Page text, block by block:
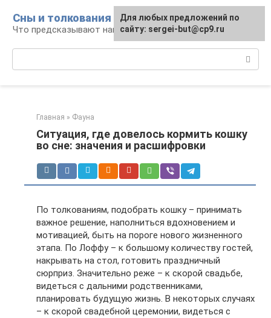
контенту
Сны и толкования
Что предсказывают нам наши сны
Главная » Фауна
Ситуация, где довелось кормить кошку
во сне: значения и расшифровки
По толкованиям, подобрать кошку – принимать
важное решение, наполниться вдохновением и
мотивацией, быть на пороге нового жизненного
этапа. По Лоффу – к большому количеству гостей,
накрывать на стол, готовить праздничный
сюрприз. Значительно реже – к скорой свадьбе,
видеться с дальними родственниками,
планировать будущую жизнь. В некоторых случаях
– к скорой свадебной церемонии, видеться с
Для любых предложений по
сайту: sergei-but@cp9.ru